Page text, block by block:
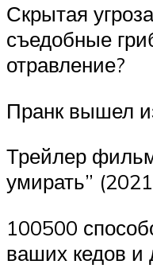
Скрытая
съедобные
отравление?
Пранк вышел
Трейлер
умирать”
100500
ваших кедов и